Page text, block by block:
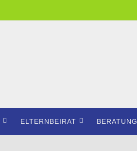
ELTERNBEIRAT BERATUNG